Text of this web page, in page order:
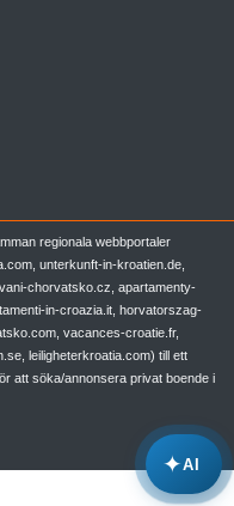
✦AI
regionala webbportaler
unterkunft-in-kroatien.de,
chorvatsko.cz, apartamenty-
in-croazia.it, horvatorszag-
vacances-croatie.fr,
leiligheterkroatia.com) till ett
att söka/annonsera privat boende i